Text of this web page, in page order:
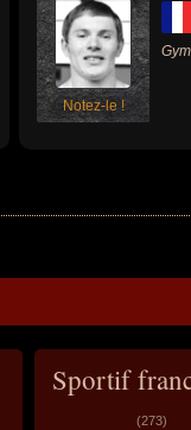
Notez-le !
Sportif
(273)